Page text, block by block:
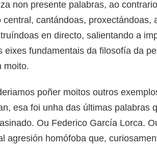
non presente palabras, ao
central, cantándoas, proxectándoas,
en directo, salientando a
eixes fundamentais da filosofía da
moito.
poñer moitos outros
esa foi unha das últimas palabras
Ou Federico García Lorca.
agresión homófoba que,